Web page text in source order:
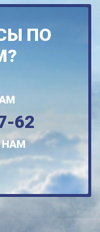
ПО
62
НАМ